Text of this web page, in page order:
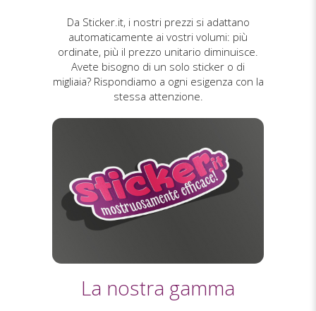
Da Sticker.it, i nostri prezzi si adattano
automaticamente ai vostri volumi: più
ordinate, più il prezzo unitario diminuisce.
Avete bisogno di un solo sticker o di
migliaia? Rispondiamo a ogni esigenza con la
stessa attenzione.
La nostra gamma